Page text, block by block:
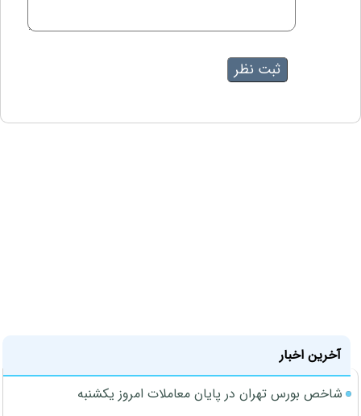
آخرین اخبار
شاخص بورس تهران در پایان معاملات امروز یکشنبه